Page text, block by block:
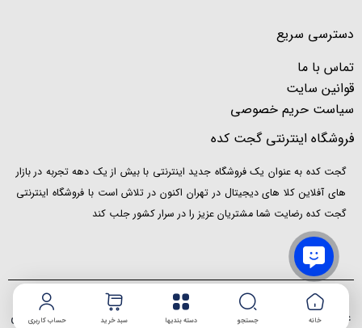
خانه جستجو دسته بندیها سبد خرید حساب کاربری
دسترسی سریع
تماس با ما
قوانین سایت
سیاست حریم خصوصی
فروشگاه اینترنتی گجت کده
گجت کده به عنوان یک فروشگاه جدید اینترنتی با بیش از یک دهه تجربه در بازار
های آفلاین کلا های دیجیتال در تهران اکنون در تلاش است با فروشگاه اینترنتی
گجت کده رضایت شما مشتریان عزیز را در سرار کشور جلب کند
استفاده از مطالب فروشگاه اینترنتی گجت کده فقط برای مقاصد
غیرتجاری و با ذکر منبع بلامانع است. کلیه حقوق این سایت متعلق